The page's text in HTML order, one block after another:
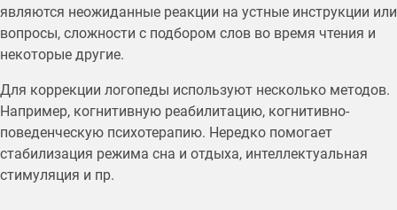
являются неожиданные реакции на устные инструкции или
вопросы, сложности с подбором слов во время чтения и
некоторые другие.
Для коррекции логопеды используют несколько методов.
Например, когнитивную реабилитацию, когнитивно-
поведенческую психотерапию. Нередко помогает
стабилизация режима сна и отдыха, интеллектуальная
стимуляция и пр.